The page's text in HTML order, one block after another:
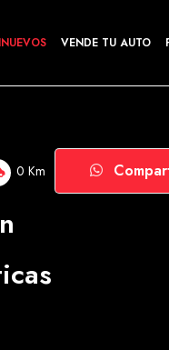
VENDE TU AUTO
0 Km